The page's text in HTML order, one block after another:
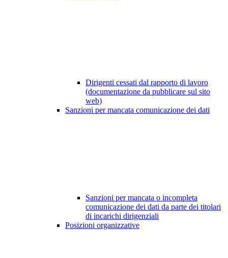
Dirigenti cessati dal rapporto di lavoro
(documentazione da pubblicare sul sito
web)
Sanzioni per mancata comunicazione dei dati
Sanzioni per mancata o incompleta
comunicazione dei dati da parte dei titolari
di incarichi dirigenziali
Posizioni organizzative